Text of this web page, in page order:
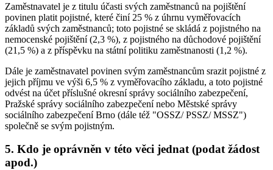
Zaměstnavatel je z titulu účasti svých zaměstnanců na pojištění
povinen platit pojistné, které činí 25 % z úhrnu vyměřovacích
základů svých zaměstnanců; toto pojistné se skládá z pojistného na
nemocenské pojištění (2,3 %), z pojistného na důchodové pojištění
(21,5 %) a z příspěvku na státní politiku zaměstnanosti (1,2 %).
Dále je zaměstnavatel povinen svým zaměstnancům srazit pojistné z
jejich příjmu ve výši 6,5 % z vyměřovacího základu, a toto pojistné
odvést na účet příslušné okresní správy sociálního zabezpečení,
Pražské správy sociálního zabezpečení nebo Městské správy
sociálního zabezpečení Brno (dále též "OSSZ/ PSSZ/ MSSZ")
společně se svým pojistným.
5. Kdo je oprávněn v této věci jednat (podat žádost
apod.)